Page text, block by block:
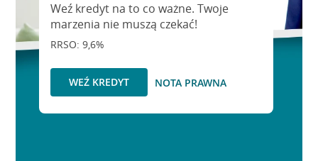
Weź kredyt na to co ważne. Twoje
marzenia nie muszą czekać!
RRSO: 9,6%
WEŹ KREDYT NOTA PRAWNA